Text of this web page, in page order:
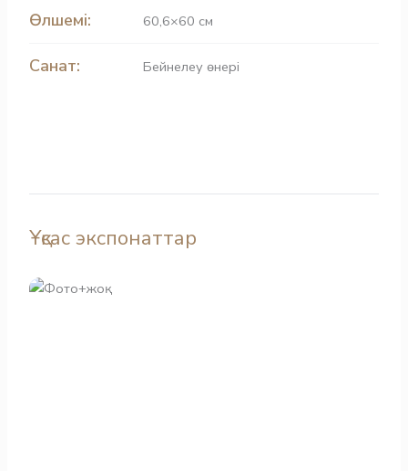
Өлшемі: 60,6×60 см
Санат: Бейнелеу өнері
Ұқсас экспонаттар